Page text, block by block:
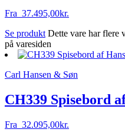
Fra 37.495,00kr.
Se produkt Dette vare har flere
på varesiden
Carl Hansen & Søn
CH339 Spisebord
Fra 32.095,00kr.